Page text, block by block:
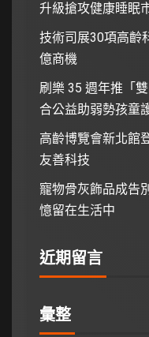
升級搶攻健康睡眠
技術司展30項高齡
億商機
刷樂 35 週年推「
合公益助弱勢孩童
高齡博覽會新北館
友善科技
寵物骨灰飾品成告
憶留在生活中
近期留言
彙整